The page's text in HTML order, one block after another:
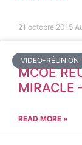
21 octobre 2015
VIDEO-RÉUNION
MCOE
READ MORE »